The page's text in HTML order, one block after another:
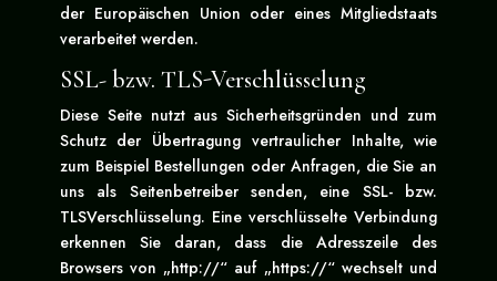
der Europäischen Union oder eines Mitgliedstaats
verarbeitet werden.
SSL- bzw. TLS-Verschlüsselung
Diese Seite nutzt aus Sicherheitsgründen und zum
Schutz der Übertragung vertraulicher Inhalte, wie
zum Beispiel Bestellungen oder Anfragen, die Sie an
uns als Seitenbetreiber senden, eine SSL- bzw.
TLSVerschlüsselung. Eine verschlüsselte Verbindung
erkennen Sie daran, dass die Adresszeile des
Browsers von „http://“ auf „https://“ wechselt und